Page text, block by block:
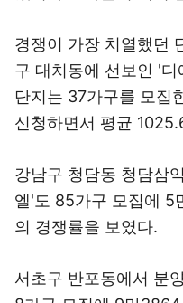
경쟁이 가장 치열했던
구 대치동에 선보인 '
단지는 37가구를 모집
신청하면서 평균
강남구 청담동 청담삼
엘'도 85가구 모집에 5
의 경쟁률을 보였다.
서초구 반포동에서 분